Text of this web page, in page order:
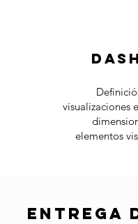
visualizaciones
elementos